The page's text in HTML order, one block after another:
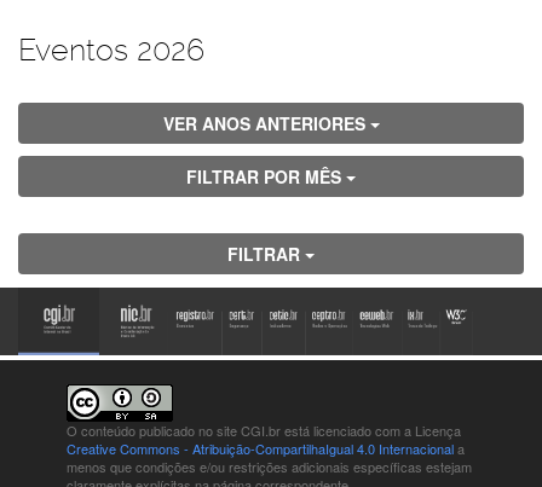
Eventos 2026
VER ANOS ANTERIORES
FILTRAR POR MÊS
FILTRAR
O conteúdo publicado no site CGI.br está licenciado com a Licença
Creative Commons - Atribuição-CompartilhaIgual 4.0 Internacionala
menos que condições e/ou restrições adicionais específicas estejam